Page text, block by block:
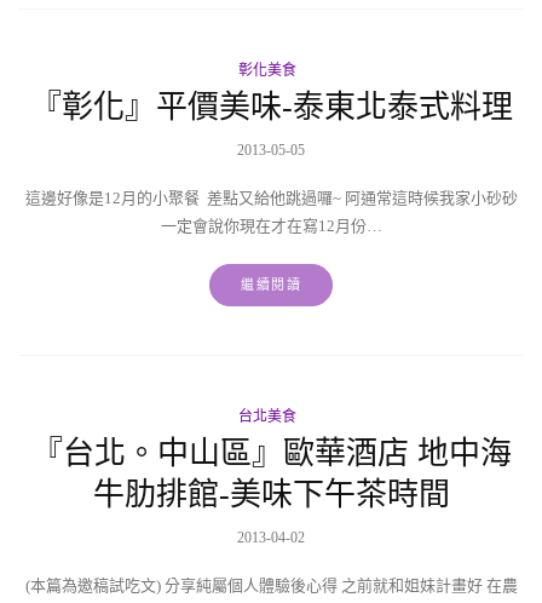
彰化美食
『彰化』平價美味-泰東北泰式料理
2013-05-05
這邊好像是12月的小聚餐 差點又給他跳過囉~ 阿通常這時候我家小砂砂
一定會說你現在才在寫12月份…
繼續閱讀
台北美食
『台北。中山區』歐華酒店 地中海
牛肋排館-美味下午茶時間
2013-04-02
(本篇為邀稿試吃文) 分享純屬個人體驗後心得 之前就和姐妹計畫好 在農